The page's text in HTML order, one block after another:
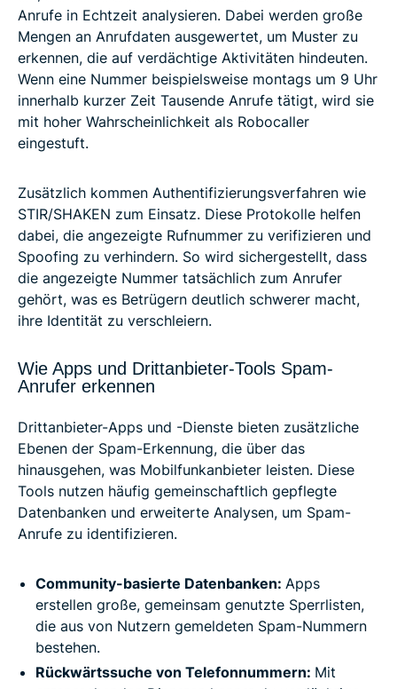
Anrufe in Echtzeit analysieren. Dabei werden große
Mengen an Anrufdaten ausgewertet, um Muster zu
erkennen, die auf verdächtige Aktivitäten hindeuten.
Wenn eine Nummer beispielsweise montags um 9 Uhr
innerhalb kurzer Zeit Tausende Anrufe tätigt, wird sie
mit hoher Wahrscheinlichkeit als Robocaller
eingestuft.
Zusätzlich kommen Authentifizierungsverfahren wie
STIR/SHAKEN zum Einsatz. Diese Protokolle helfen
dabei, die angezeigte Rufnummer zu verifizieren und
Spoofing zu verhindern. So wird sichergestellt, dass
die angezeigte Nummer tatsächlich zum Anrufer
gehört, was es Betrügern deutlich schwerer macht,
ihre Identität zu verschleiern.
Wie Apps und Drittanbieter-Tools Spam-
Anrufer erkennen
Drittanbieter-Apps und -Dienste bieten zusätzliche
Ebenen der Spam-Erkennung, die über das
hinausgehen, was Mobilfunkanbieter leisten. Diese
Tools nutzen häufig gemeinschaftlich gepflegte
Datenbanken und erweiterte Analysen, um Spam-
Anrufe zu identifizieren.
Community-basierte Datenbanken: Apps
erstellen große, gemeinsam genutzte Sperrlisten,
die aus von Nutzern gemeldeten Spam-Nummern
bestehen.
Rückwärtssuche von Telefonnummern: Mit